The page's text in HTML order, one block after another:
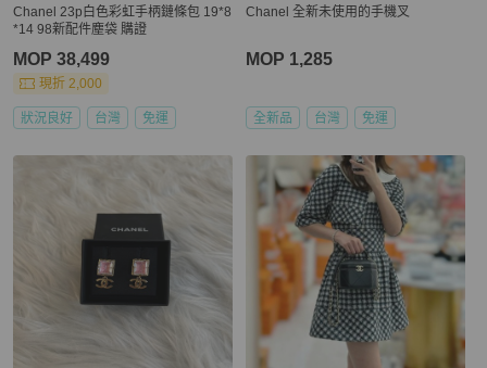
Chanel 23p白色彩虹手柄鏈條包 19*8
*14 98新配件塵袋 購證
MOP 38,499
現折 2,000
狀況良好 台灣 免運
Chanel 全新未使用的手機叉
MOP 1,285
全新品 台灣 免運